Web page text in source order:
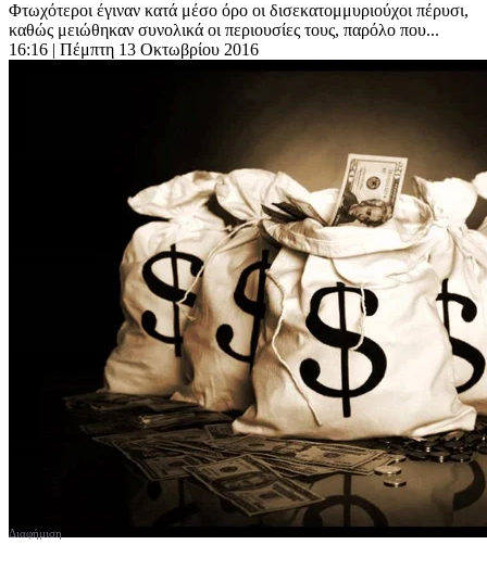
Φτωχότεροι έγιναν κατά μέσο όρο οι δισεκατομμυριούχοι πέρυσι,
καθώς μειώθηκαν συνολικά οι περιουσίες τους, παρόλο που...
16:16 | Πέμπτη 13 Οκτωβρίου 2016